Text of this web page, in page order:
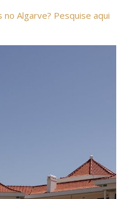
Algarve? Pesquise aqui